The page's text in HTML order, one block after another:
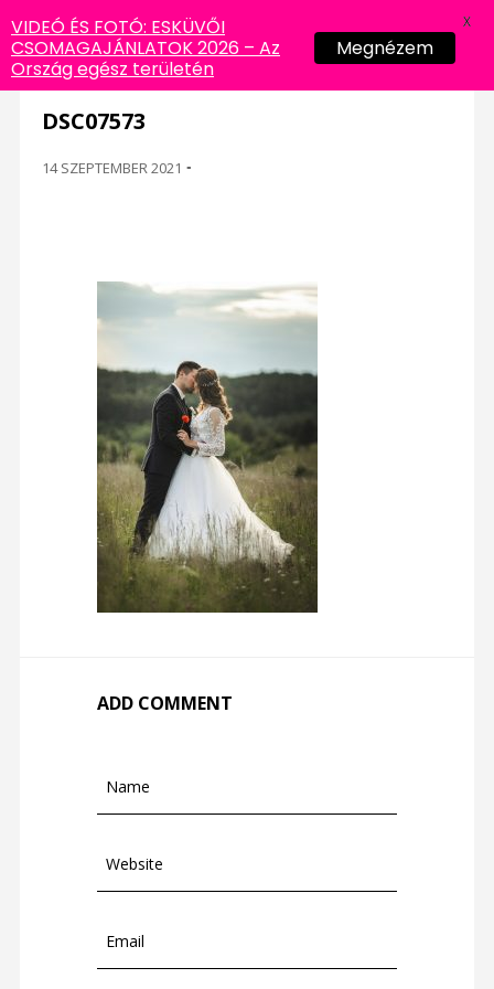
DSC07573
14 SZEPTEMBER 2021 -
ADD COMMENT
VIDEÓ ÉS FOTÓ: ESKÜVŐI
CSOMAGAJÁNLATOK 2026 – Az
Ország egész területén
Megnézem
X